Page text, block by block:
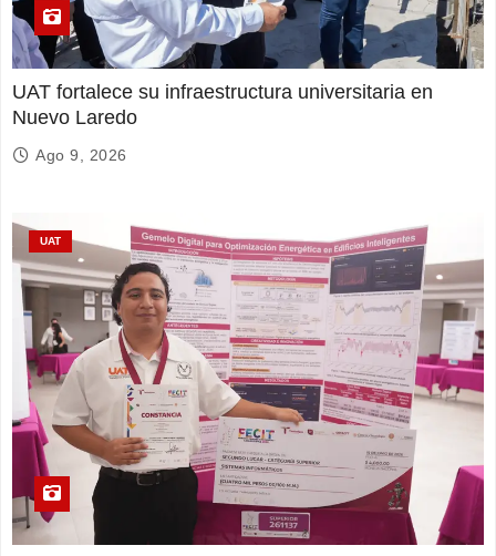
UAT fortalece su infraestructura universitaria en
Nuevo Laredo
Ago 9, 2026
UAT